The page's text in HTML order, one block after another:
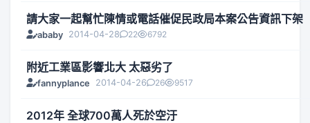
請大家一起幫忙陳情或電話催促民政局本案公告資訊下架
ababy 2014-04-28 22 6792
附近工業區影響北大 太惡劣了
fannyplance 2014-04-26 26 9517
2012年 全球700萬人死於空汙